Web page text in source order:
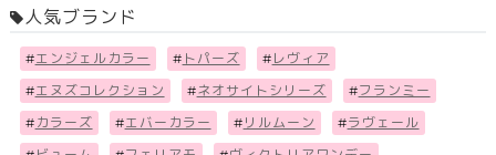
人気ブランド
#エンジェルカラー # トパーズ # レヴィア
#エヌズコレクション #ネオサイトシリーズ #フランミー
# カラーズ #エバーカラー # リルムーン #ラヴェール